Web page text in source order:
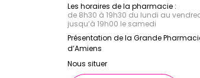
Les horaires de la pharmacie :
de 8h30 à 19h30 du lundi au
jusqu’à 19h00 le samedi
Présentation de la Grande
d’Amiens
Nous situer